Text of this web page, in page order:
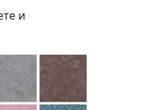
и